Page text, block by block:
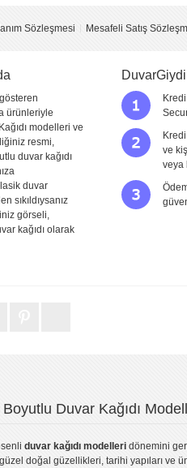
Sözleşmesi Mesafeli Satış
ürünleriyle
modelleri ve
resmi,
duvar kağıdı
duvar
sıkıldıysanız
görseli,
kağıdı olarak
ve
veya
Duvar Kağıdı
duvar kağıdı modelleri dönemini
doğal güzellikleri, tarihi yapıları